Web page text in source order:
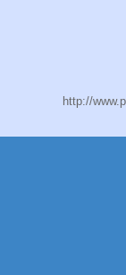
http://